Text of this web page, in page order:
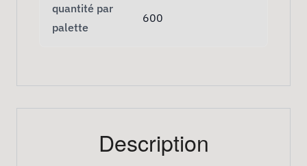
quantité par
palette
600
Description